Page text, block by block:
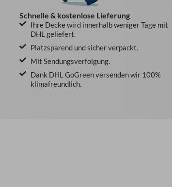
Schnelle & kostenlose Lieferung
Ihre Decke wird innerhalb weniger Tage mit
DHL geliefert.
Platzsparend und sicher verpackt.
Mit Sendungsverfolgung.
Dank DHL GoGreen versenden wir 100%
klimafreundlich.